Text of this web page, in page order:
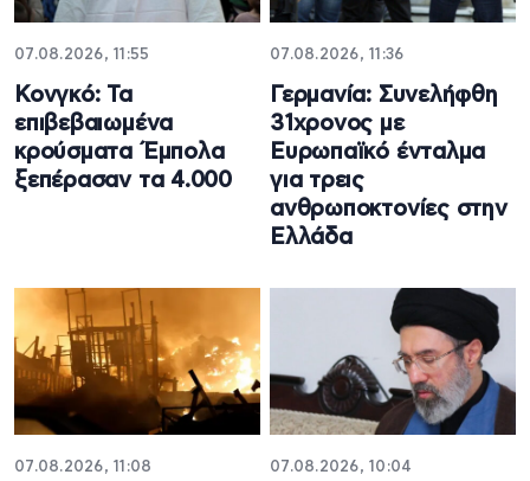
07.08.2026, 11:55
Κονγκό: Τα
επιβεβαιωμένα
κρούσματα Έμπολα
ξεπέρασαν τα 4.000
07.08.2026, 11:36
Γερμανία: Συνελήφθη
31χρονος με
Ευρωπαϊκό ένταλμα
για τρεις
ανθρωποκτονίες στην
Ελλάδα
07.08.2026, 11:08 07.08.2026, 10:04